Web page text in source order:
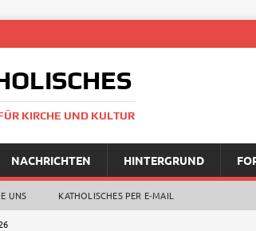
KIRCHE UND KULTUR
NACHRICHTEN HINTERGRUND
UNS KATHOLISCHES PER E‑MAIL